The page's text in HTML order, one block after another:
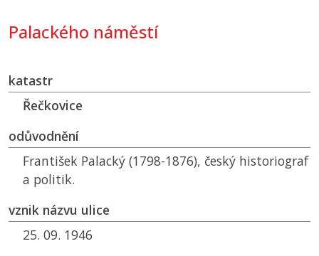
Palackého náměstí
katastr
Řečkovice
odůvodnění
František Palacký (1798-1876), český historiograf
a politik.
vznik názvu ulice
25. 09. 1946